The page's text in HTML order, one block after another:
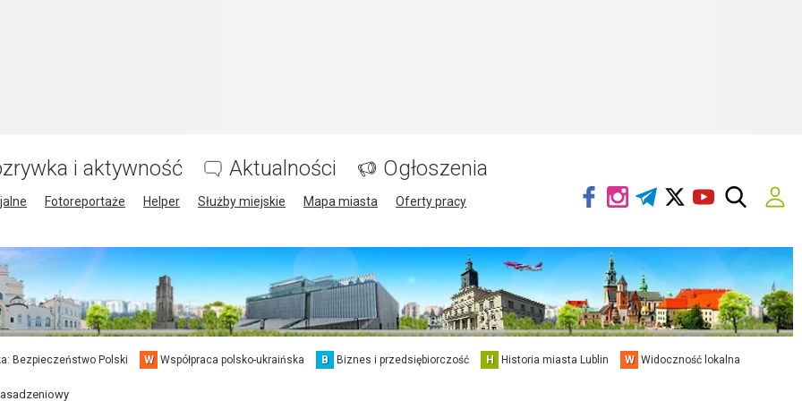
i aktywność Aktualności Ogłoszenia
Fotoreportaże Helper Służby miejskie Mapa miasta Oferty pracy
Bezpieczeństwo Polski W Współpraca polsko-ukraińska B Biznes i przedsiębiorczość H Historia miasta Lublin W Widoczność lokalna